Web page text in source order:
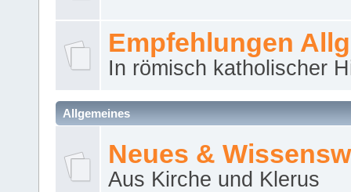
Empfehlungen
In römisch katholischer
Allgemeines
Neues &
Aus Kirche und Klerus